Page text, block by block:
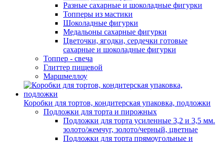
Разные сахарные и шоколадные фигурки
Топперы из мастики
Шоколадные фигурки
Медальоны сахарные фигурки
Цветочки, ягодки, сердечки готовые
сахарные и шоколадные фигурки
Топпер - свеча
Глиттер пищевой
Маршмеллоу
Коробки для тортов, кондитерская упаковка, подложки
Подложки для торта и пирожных
Подложки для торта усиленные 3,2 и 3,5 мм.
золото/жемчуг, золото/черный, цветные
Подложки для торта прямоугольные и